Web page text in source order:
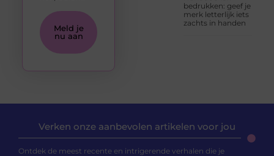
bedrukken: geef je
merk letterlijk iets
zachts in handen
Meld je
nu aan
Verken onze aanbevolen artikelen voor jou
Ontdek de meest recente en intrigerende verhalen die je